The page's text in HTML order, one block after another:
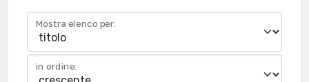
Mostra elenco per:
in ordine: